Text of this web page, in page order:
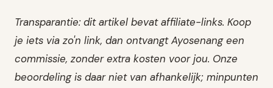
Transparantie: dit artikel bevat affiliate-links. Koop
je iets via zo'n link, dan ontvangt Ayosenang een
commissie, zonder extra kosten voor jou. Onze
beoordeling is daar niet van afhankelijk; minpunten